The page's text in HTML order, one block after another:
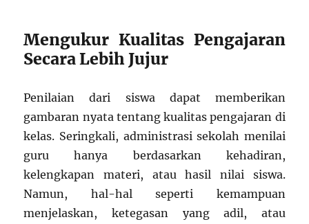
Mengukur Kualitas Pengajaran
Secara Lebih Jujur
Penilaian dari siswa dapat memberikan
gambaran nyata tentang kualitas pengajaran di
kelas. Seringkali, administrasi sekolah menilai
guru hanya berdasarkan kehadiran,
kelengkapan materi, atau hasil nilai siswa.
Namun, hal-hal seperti kemampuan
menjelaskan, ketegasan yang adil, atau